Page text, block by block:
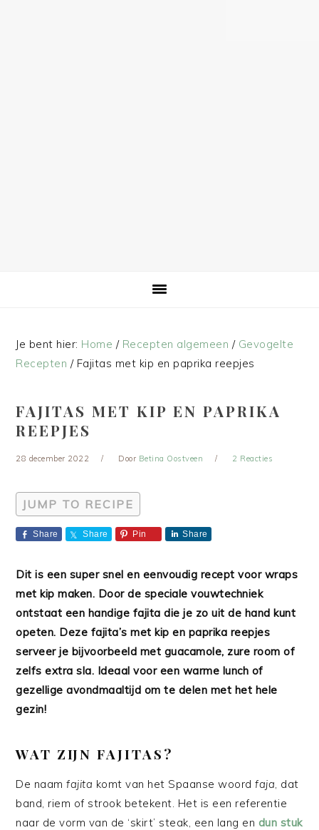
Je bent hier: Home / Recepten algemeen / Gevogelte
Recepten /Fajitas met kip en paprika reepjes
FAJITAS MET KIP EN PAPRIKA
REEPJES
28 december 2022 Door Betina Oostveen 2 Reacties
JUMP TO RECIPE
Share Share Pin Share
Dit is een super snel en eenvoudig recept voor wraps
met kip maken. Door de speciale vouwtechniek
ontstaat een handige fajita die je zo uit de hand kunt
opeten. Deze fajita’s met kip en paprika reepjes
serveer je bijvoorbeeld met guacamole, zure room of
zelfs extra sla. Ideaal voor een warme lunch of
gezellige avondmaaltijd om te delen met het hele
gezin!
WAT ZIJN FAJITAS?
De naamfajita komt van het Spaanse woordfaja, dat
band, riem of strook betekent. Het is een referentie
naar de vorm van de ‘skirt’ steak, een lang en dun stuk